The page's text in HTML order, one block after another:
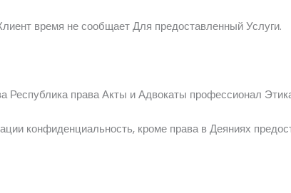
время не сообщаетДля предоставленныйУслуги.
РеспубликаправаАкты иАдвокаты профессионал
конфиденциальность, кроме правав Деяниях